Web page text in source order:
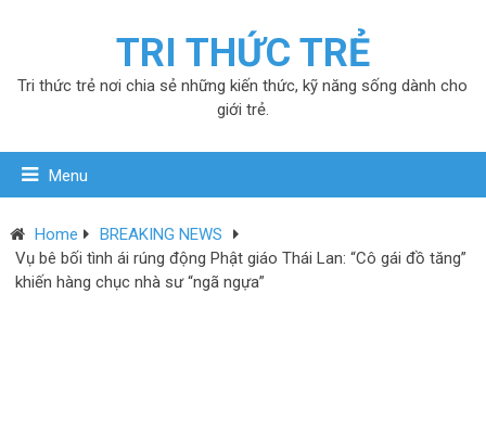
TRI THỨC TRẺ
Tri thức trẻ nơi chia sẻ những kiến thức, kỹ năng sống dành cho
giới trẻ.
Menu
Home
BREAKING NEWS
Vụ bê bối tình ái rúng động Phật giáo Thái Lan: “Cô gái đồ tăng”
khiến hàng chục nhà sư “ngã ngựa”